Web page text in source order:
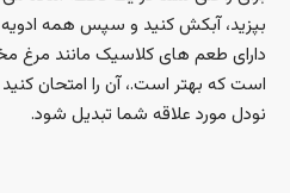
بپزید، آبکش کنید و سپس همه ادویه
دارای طعم های کلاسیک مانند مرغ
نودل مورد علاقه شما تبدیل شود.